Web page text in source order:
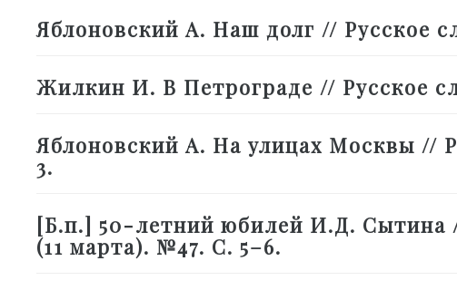
Яблоновский А. Наш долг // Русское
Жилкин И. В Петрограде // Русское
Яблоновский А. На улицах Москвы //
3.
[Б.п.] 50-летний юбилей И.Д. Сытина //
(11 марта). №47. С. 5–6.